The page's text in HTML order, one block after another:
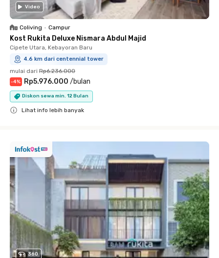
Video
Coliving • Campur
Kost Rukita Deluxe Nismara Abdul Majid
Cipete Utara, Kebayoran Baru
4.6 km dari centennial tower
mulai dari Rp6.236.000
-4% Rp5.976.000 /bulan
Diskon sewa min. 12 Bulan
Lihat info lebih banyak
360